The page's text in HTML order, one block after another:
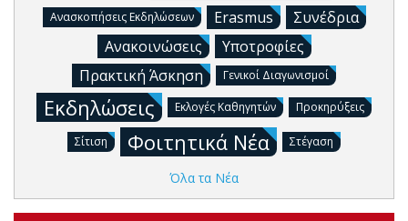
Ανασκοπήσεις Εκδηλώσεων Erasmus
Συνέδρια
Ανακοινώσεις
Υποτροφίες
Πρακτική Άσκηση
Γενικοί Διαγωνισμοί
Εκδηλώσεις Εκλογές Καθηγητών Προκηρύξεις
Σίτιση Φοιτητικά Νέα Στέγαση
Όλα τα Νέα